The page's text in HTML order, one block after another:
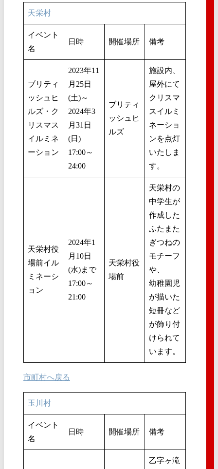
天栄村
イベント
名
日時 開催場所 備考
ブリティ
ッシュヒ
ルズ・ク
リスマス
イルミネ
ーション
2023年11
月25日
(土)～
2024年3
月31日
(日)
17:00～
24:00
ブリティ
ッシュヒ
ルズ
施設内、
屋外にて
クリスマ
スイルミ
ネーショ
ンを点灯
いたしま
す。
天栄村役
場前イル
ミネーシ
ョン
2024年1
月10日
(水)まで
17:00～
21:00
天栄村役
場前
天栄村の
中学生が
作成した
ふたまた
ぎつねの
モチーフ
や、
幼稚園児
が描いた
短冊など
が飾り付
けられて
います。
市町村へ戻る
玉川村
イベント
名
日時 開催場所 備考
乙字ヶ滝